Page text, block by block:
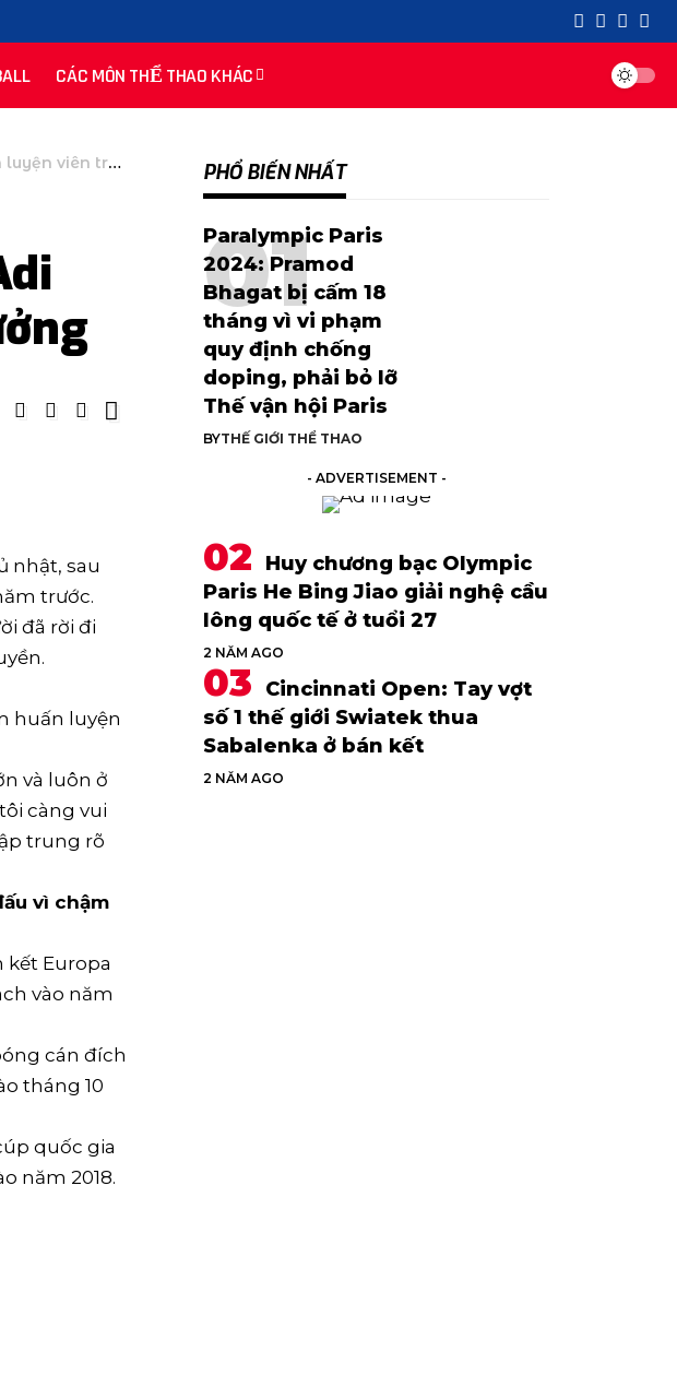
CÁC MÔN THỂ THAO KHÁC
viên trưởng
nhật, sau
trước.
đã rời đi
huấn luyện
và luôn ở
càng vui
trung rõ
vì chậm
kết Europa
vào năm
cán đích
tháng 10
quốc gia
năm 2018.
PHỔ BIẾN NHẤT
Paralympic Paris
2024: Pramod
Bhagat bị cấm 18
tháng vì vi phạm
quy định chống
doping, phải bỏ lỡ
Thế vận hội Paris
BYTHẾ GIỚI THỂ THAO
- ADVERTISEMENT -
Huy chương bạc Olympic
Paris He Bing Jiao giải nghệ cầu
lông quốc tế ở tuổi 27
2 NĂM AGO
Cincinnati Open: Tay vợt
số 1 thế giới Swiatek thua
Sabalenka ở bán kết
2 NĂM AGO